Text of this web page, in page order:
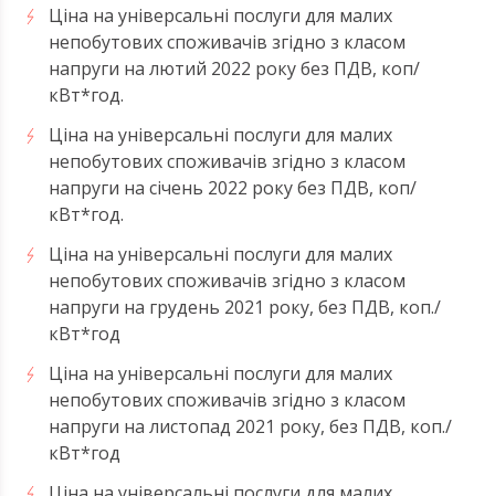
Ціна на універсальні послуги для малих
непобутових споживачів згідно з класом
напруги на лютий 2022 року без ПДВ, коп/
кВт*год.
Ціна на універсальні послуги для малих
непобутових споживачів згідно з класом
напруги на січень 2022 року без ПДВ, коп/
кВт*год.
Ціна на універсальні послуги для малих
непобутових споживачів згідно з класом
напруги на грудень 2021 року, без ПДВ, коп./
кВт*год
Ціна на універсальні послуги для малих
непобутових споживачів згідно з класом
напруги на листопад 2021 року, без ПДВ, коп./
кВт*год